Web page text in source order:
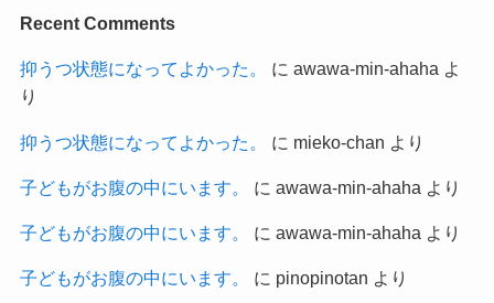
Recent Comments
抑うつ状態になってよかった。 に awawa-min-ahaha よ
り
抑うつ状態になってよかった。 に mieko-chan より
子どもがお腹の中にいます。 に awawa-min-ahaha より
子どもがお腹の中にいます。 に awawa-min-ahaha より
子どもがお腹の中にいます。 に pinopinotan より